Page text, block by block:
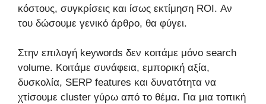
κόστους, συγκρίσεις και ίσως εκτίμηση ROI. Αν
του δώσουμε γενικό άρθρο, θα φύγει.
Στην επιλογή keywords δεν κοιτάμε μόνο search
volume. Κοιτάμε συνάφεια, εμπορική αξία,
δυσκολία, SERP features και δυνατότητα να
χτίσουμε cluster γύρω από το θέμα. Για μια τοπική